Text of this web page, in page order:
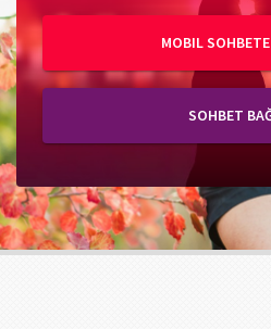
MOBIL
SOHBET